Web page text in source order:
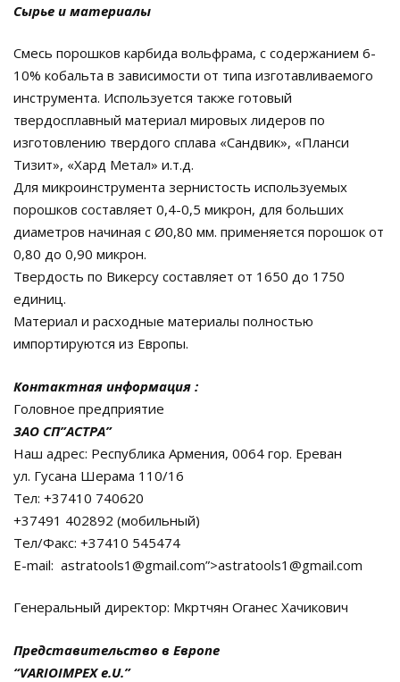
Сырье и материалы
Смесь порошков карбида вольфрама, с содержанием 6-
10% кобальта в зависимости от типа изготавливаемого
инструмента. Используется также готовый
твердосплавный материал мировых лидеров по
изготовлению твердого сплава «Сандвик», «Планси
Тизит», «Хард Метал» и.т.д.
Для микроинструмента зернистость используемых
порошков составляет 0,4-0,5 микрон, для больших
диаметров начиная с Ø0,80 мм. применяется порошок от
0,80 до 0,90 микрон.
Твердость по Викерсу составляет от 1650 до 1750
единиц.
Материал и расходные материалы полностью
импортируются из Европы.
Контактная информация :
Головное предприятие
ЗАО СП”АСТРА”
Наш адрес: Республика Армения, 0064 гор. Ереван
ул. Гусана Шерама 110/16
Тел: +37410 740620
+37491 402892 (мобильный)
Тел/Факс: +37410 545474
E-mail: astratools1@gmail.com”>astratools1@gmail.com
Генеральный директор: Мкртчян Оганес Хачикович
Представительство в Европе
“VARIOIMPEX e.U.”